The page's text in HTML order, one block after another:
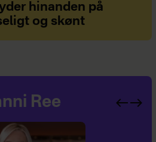
hinanden på
og skønt
Ree